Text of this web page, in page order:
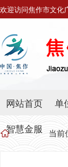
欢迎访问焦作市文化
网站首页 单
智慧金服
当前